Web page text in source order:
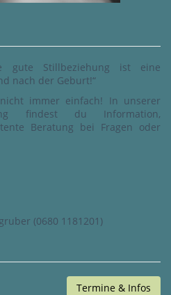
gute Stillbeziehung ist eine
nach der Geburt!“
immer einfach! In unserer
findest du Information,
Beratung bei Fragen oder
(0680 1181201)
Termine & Infos